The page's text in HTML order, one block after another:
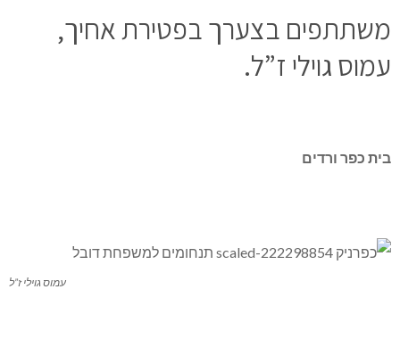
משתתפים בצערך בפטירת אחיך,
עמוס גוילי ז”ל.
בית כפר ורדים
עמוס גוילי ז”ל